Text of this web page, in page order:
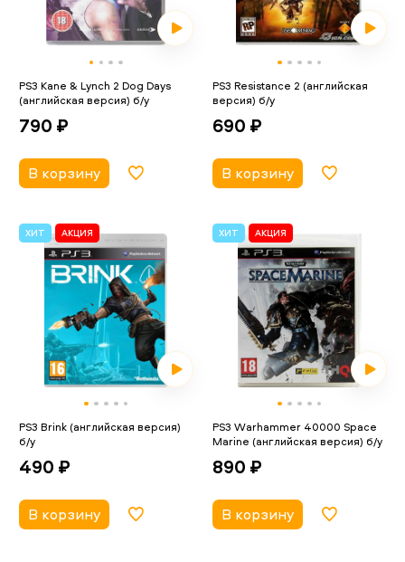
PS3 Kane & Lynch 2 Dog Days
(английская версия) б/у
790 ₽
В корзину
PS3 Resistance 2 (английская
версия) б/у
690 ₽
В корзину
ХИТ АКЦИЯ
PS3 Brink (английская версия)
б/у
490 ₽
В корзину
ХИТ АКЦИЯ
PS3 Warhammer 40000 Space
Marine (английская версия) б/у
890 ₽
В корзину